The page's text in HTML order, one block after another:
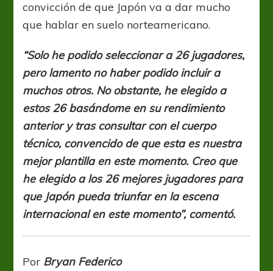
convicción de que Japón va a dar mucho
que hablar en suelo norteamericano.
“Solo he podido seleccionar a 26 jugadores,
pero lamento no haber podido incluir a
muchos otros. No obstante, he elegido a
estos 26 basándome en su rendimiento
anterior y tras consultar con el cuerpo
técnico, convencido de que esta es nuestra
mejor plantilla en este momento. Creo que
he elegido a los 26 mejores jugadores para
que Japón pueda triunfar en la escena
internacional en este momento”, comentó.
Por Bryan Federico